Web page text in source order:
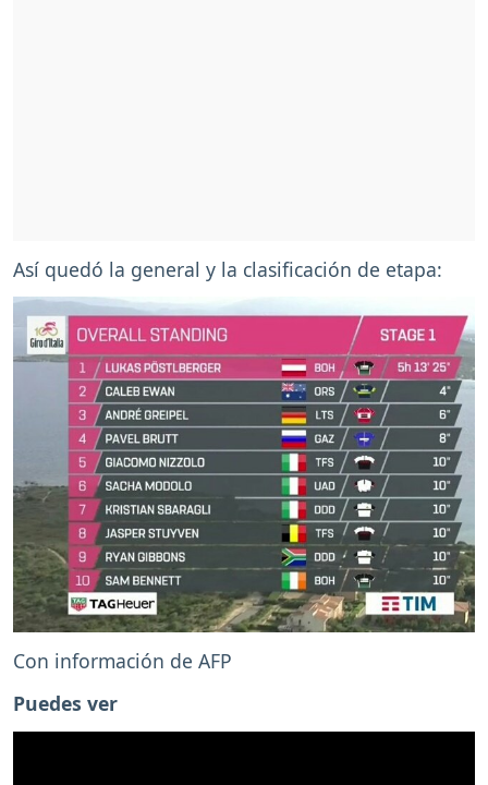
Así quedó la general y la clasificación de etapa:
Con información de AFP
Puedes ver